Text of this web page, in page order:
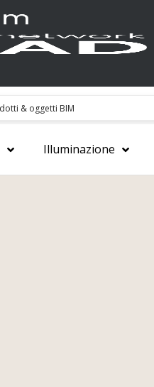
Illuminazione